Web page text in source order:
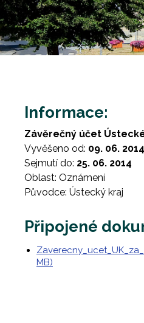
Informace:
Závěrečný účet
Vyvěšeno od: 09. 06. 2014
Sejmutí do: 25. 06. 2014
Oblast: Oznámení
Původce: Ústecký kraj
Připojené
MB)